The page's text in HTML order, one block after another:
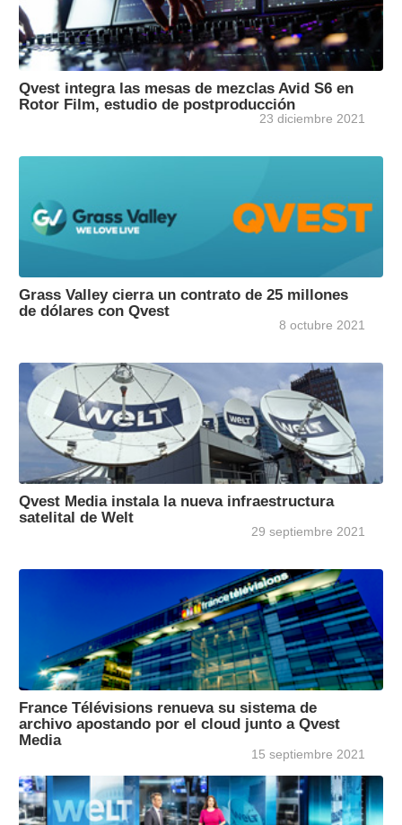
Qvest integra las mesas de mezclas Avid S6 en
Rotor Film, estudio de postproducción
23 diciembre 2021
Grass Valley cierra un contrato de 25 millones
de dólares con Qvest
8 octubre 2021
Qvest Media instala la nueva infraestructura
satelital de Welt
29 septiembre 2021
France Télévisions renueva su sistema de
archivo apostando por el cloud junto a Qvest
Media
15 septiembre 2021